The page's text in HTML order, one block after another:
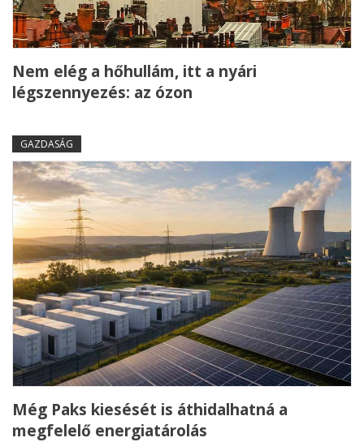
Nem elég a hőhullám, itt a nyári
légszennyezés: az ózon
GAZDASÁG
Még Paks kiesését is áthidalhatná a
megfelelő energiatárolás